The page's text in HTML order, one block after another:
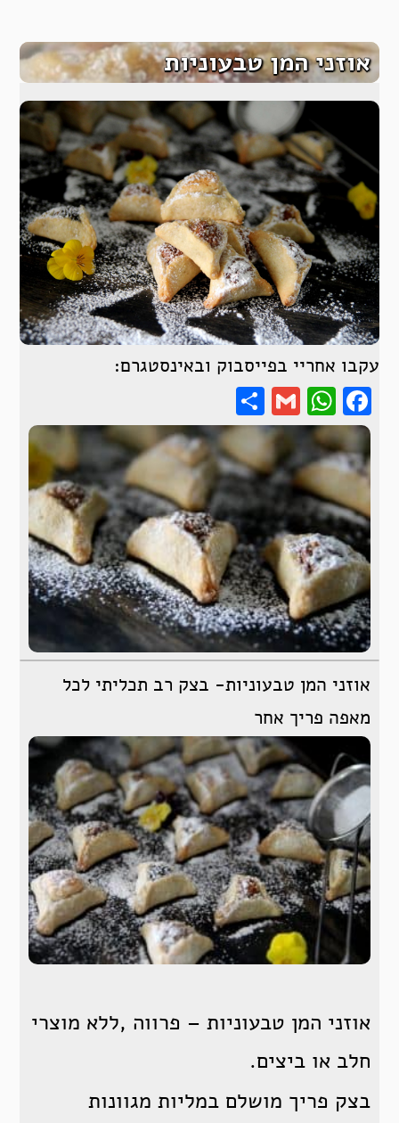
אוזני המן טבעוניות
עקבו אחריי בפייסבוק ובאינסטגרם:
Facebook
WhatsApp
Gmail
אוזני המן טבעוניות- בצק רב תכליתי לכל
מאפה פריך אחר
אוזני המן טבעוניות – פרווה ,ללא מוצרי
חלב או ביצים.
בצק פריך מושלם במליות מגוונות